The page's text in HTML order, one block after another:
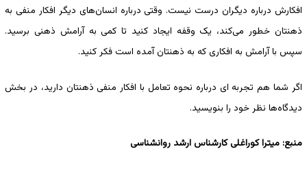
افکارش درباره دیگران درست نیست. وقتی درباره انسان‌های دیگر افکار منفی به
ذهنتان خطور می‌کند، یک وقفه ایجاد کنید تا کمی به آرامش ذهنی برسید.
سپس با آرامش به افکاری که به ذهنتان آمده است فکر کنید.
اگر شما هم تجربه ای درباره نحوه تعامل با افکار منفی ذهنتان دارید، در بخش
دیدگاه‌ها نظر خود را بنویسید.
منبع: میترا کوراغلی کارشناس ارشد روانشناسی